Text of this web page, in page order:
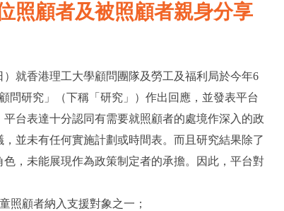
照顧者及被照顧者親身分享
就香港理工大學顧問團隊及勞工及福利局於今年6
問研究」（下稱「研究」）作出回應，並發表平台
台表達十分認同有需要就照顧者的處境作深入的政
並未有任何實施計劃或時間表。而且研究結果除了
，未能展現作為政策制定者的承擔。因此，平台對
照顧者納入支援對象之一；